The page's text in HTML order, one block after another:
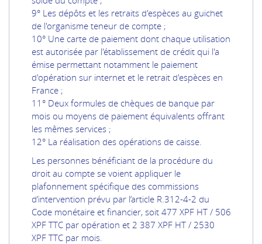
9° Les dépôts et les retraits d'espèces au guichet
de l'organisme teneur de compte ;
10° Une carte de paiement dont chaque utilisation
est autorisée par l'établissement de crédit qui l'a
émise permettant notamment le paiement
d'opération sur internet et le retrait d'espèces en
France ;
11° Deux formules de chèques de banque par
mois ou moyens de paiement équivalents offrant
les mêmes services ;
12° La réalisation des opérations de caisse.
Les personnes bénéficiant de la procédure du
droit au compte se voient appliquer le
plafonnement spécifique des commissions
d’intervention prévu par l’article R.312-4-2 du
Code monétaire et financier, soit 477 XPF HT / 506
XPF TTC par opération et 2 387 XPF HT / 2530
XPF TTC par mois.